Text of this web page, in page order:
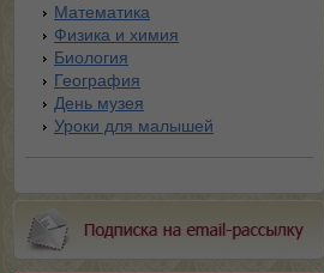
Математика
Физика и химия
Биология
География
День музея
Уроки для малышей